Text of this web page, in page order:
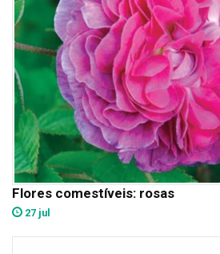
Flores comestíveis: rosas
27 jul